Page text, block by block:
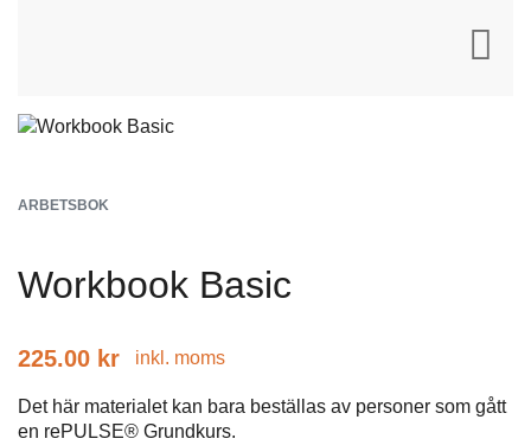
ARBETSBOK
Workbook Basic
225.00 kr inkl. moms
Det här materialet kan bara beställas av personer som gått
en rePULSE® Grundkurs.